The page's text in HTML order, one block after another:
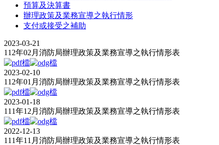
預算及決算書
辦理政策及業務宣導之執行情形
支付或接受之補助
2023-03-21
112年02月消防局辦理政策及業務宣導之執行情形表
2023-02-10
112年01月消防局辦理政策及業務宣導之執行情形表
2023-01-18
111年12月消防局辦理政策及業務宣導之執行情形表
2022-12-13
111年11月消防局辦理政策及業務宣導之執行情形表